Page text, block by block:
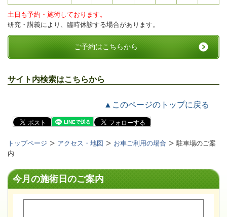
土日も予約・施術しております。
研究・講義により、臨時休診する場合があります。
ご予約はこちらから
サイト内検索はこちらから
▲このページのトップに戻る
トップページ アクセス・地図 お車ご利用の場合
駐車場のご案
内
今月の施術日のご案内